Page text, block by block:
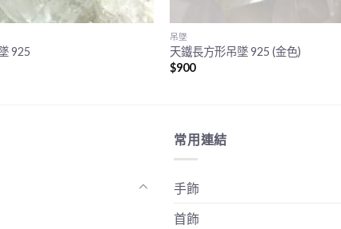
925
吊墜
天鐵長方形吊墜 925 (金色)
$900
常用連結
手飾
首飾